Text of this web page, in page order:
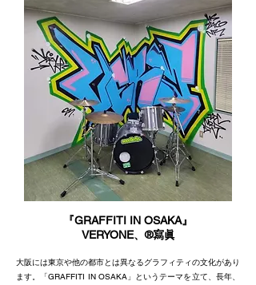
『GRAFFITI IN OSAKA』
VERYONE、®寫眞
大阪には東京や他の都市とは異なるグラフィティの文化があり
ます。「GRAFFITI IN OSAKA」というテーマを立て、⻑年、